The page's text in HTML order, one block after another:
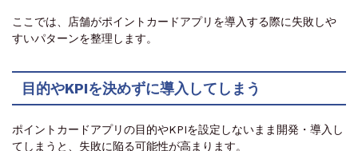
ここでは、店舗がポイントカードアプリを導入する際に失敗しや
すいパターンを整理します。
目的やKPIを決めずに導入してしまう
ポイントカードアプリの目的やKPIを設定しないまま開発・導入し
てしまうと、失敗に陥る可能性が高まります。